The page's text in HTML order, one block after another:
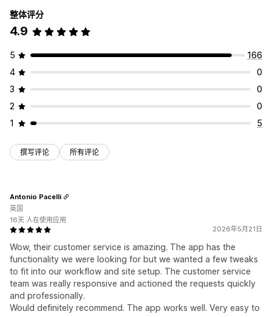
整体评分
4.9
5
166
4
0
3
0
2
0
1
5
撰写评论 所有评论
2026年5月21日
Wow, their customer service is amazing. The app has the
functionality we were looking for but we wanted a few tweaks
to fit into our workflow and site setup. The customer service
team was really responsive and actioned the requests quickly
and professionally.
Would definitely recommend. The app works well. Very easy to
Antonio Pacelli
英国
16天 人在使用应用